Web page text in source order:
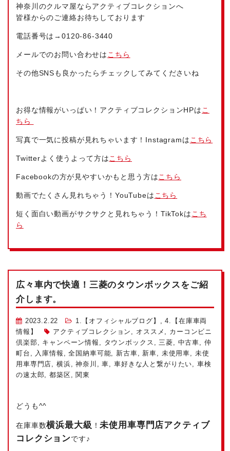
神奈川のクルマ屋ならアクティブコレクションへ
皆様からのご連絡お待ちしております
電話番号は→0120-86-3440
メールでのお問い合わせは こちら
その他SNSも良かったらチェックしてみてくださいね
お得な情報がいっぱい！アクティブコレクションHPは こ
ちら
写真で一気に投稿が見れちゃいます！Instagramは こちら
Twitterよく使うよって方はこちら
Facebookの方が見やすいかもと思う方はこちら
動画でたくさん見れちゃう！YouTubeは こちら
短く面白い動画がサクサクと見れちゃう！TikTokは こち
ら
広々車内で快適！三菱のタウンボックスをご紹
介します。
2023.2.22 1.【オフィシャルブログ】 ,4.【在庫車両
情報】
アクティブコレクション オススメ
カーコンビニ
倶楽部
キャンペーン情報 タウンボックス 三菱 中古車
仲
町台
入庫情報 ,全国納車可能 新古車 新車 未使用車
未使
用車専門店
横浜 ,神奈川 ,車 ,車好きな人と繋がりたい
車検
の速太郎 ,都築区 関東
どうも^^
在庫車数横浜最大級 ！ 未使用車専門店アクティブ
コレク ションです♪